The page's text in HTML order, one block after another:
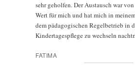
sehr geholfen. Der Austausch war
Wert für mich und hat mich in
dem pädagogischen Regelbetrieb in
Kindertagespflege zu wechseln
FATIMA